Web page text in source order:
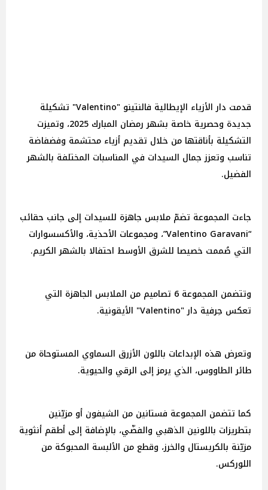
قدمت دار الأزياء الإيطالية فالنتينو "Valentino" تشكيلة
جديدة وحصرية خاصة بشهر رمضان المبارك 2025، وتميزت
التشكيلة بأناقتها من خلال تقديم أزياء محتشمة وفضفاضة
تناسب وتعزز جمال السيدات في المناسبات المختلفة بالشهر
الفضيل.
جاءت المجموعة تضمّ ملابس جاهزة للسيدات إلى جانب حقائب
“Valentino Garavani”، ومجموعات الأحذية، والأكسسوارات
التي صُممت خصيصا للشرق الأوسط احتفالا بالشهر الكريم.
وتتضمن المجموعة 6 تصاميم من الملابس الجاهزة التي
تعكس حِرفية دار "Valentino" الأيقونية.
وتعرض هذه الإبداعات باللون الأزرق السماوي المستوحاة من
طائر الطاووس، الذي يرمز إلى الرقي والحيوية.
كما تتضمن المجموعة فستانين من الشيفون أو مزيّنين
بتطريزات باللونين الذهبي والفضّي، بالإضافة إلى أطقم أنثوية
مزيّنة بالكريستال والخرز، وقطع من الألبسة المحبوكة من
اللوركس.